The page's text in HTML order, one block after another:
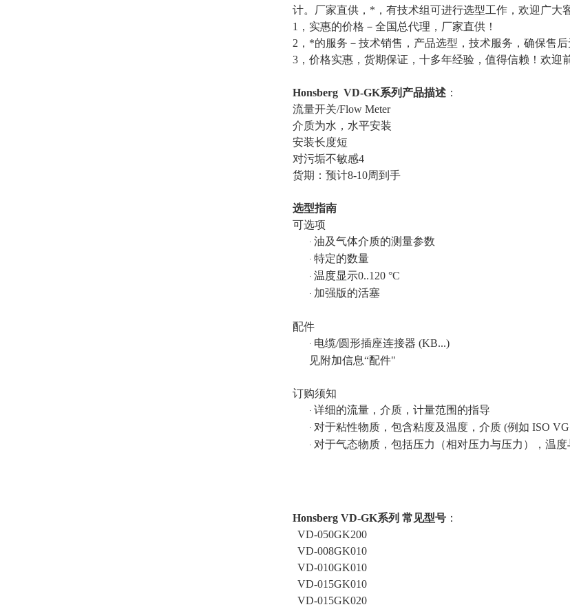
计。厂家直供，*，有技术组可进行选型工作，欢迎广大
1，实惠的价格－全国总代理，厂家直供！
2，*的服务－技术销售，产品选型，技术服务，确保售后
3， 价格实惠，货期保证，十多年经验，值得信赖！欢迎
Honsberg VD-GK系列产品描述 ：
流量开关/Flow Meter
介质为水，水平安装
安装长度短
对污垢不敏感4
货期：预计8-10周到手
选型指南
可选项
· 油及气体介质的测量参数
· 特定的数量
· 温度显示0..120 °C
· 加强版的活塞
配件
· 电缆/圆形插座连接器 (KB...)
见附加信息“配件"
订购须知
· 详细的流量，介质，计量范围的指导
· 对于粘性物质，包含粘度及温度，介质 (例如 ISO
· 对于气态物质，包括压力（相对压力与压力），温度
Honsberg VD-GK系列 常见型号 ：
VD-050GK200
VD-008GK010
VD-010GK010
VD-015GK010
VD-015GK020